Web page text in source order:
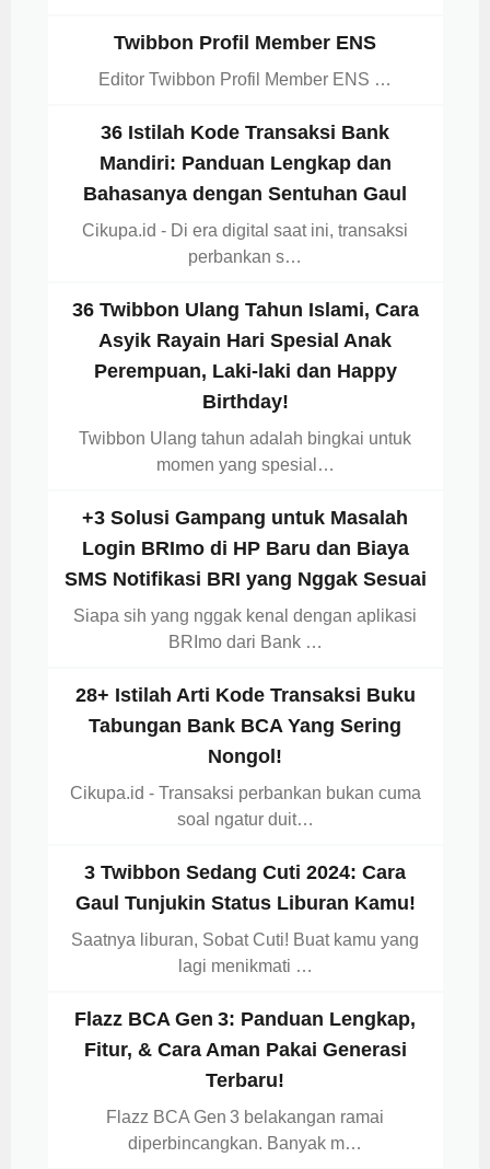
Twibbon Profil Member ENS
Editor Twibbon Profil Member ENS …
36 Istilah Kode Transaksi Bank
Mandiri: Panduan Lengkap dan
Bahasanya dengan Sentuhan Gaul
Cikupa.id - Di era digital saat ini, transaksi
perbankan s…
36 Twibbon Ulang Tahun Islami, Cara
Asyik Rayain Hari Spesial Anak
Perempuan, Laki-laki dan Happy
Birthday!
Twibbon Ulang tahun adalah bingkai untuk
momen yang spesial…
+3 Solusi Gampang untuk Masalah
Login BRImo di HP Baru dan Biaya
SMS Notifikasi BRI yang Nggak Sesuai
Siapa sih yang nggak kenal dengan aplikasi
BRImo dari Bank …
28+ Istilah Arti Kode Transaksi Buku
Tabungan Bank BCA Yang Sering
Nongol!
Cikupa.id - Transaksi perbankan bukan cuma
soal ngatur duit…
3 Twibbon Sedang Cuti 2024: Cara
Gaul Tunjukin Status Liburan Kamu!
Saatnya liburan, Sobat Cuti! Buat kamu yang
lagi menikmati …
Flazz BCA Gen 3: Panduan Lengkap,
Fitur, & Cara Aman Pakai Generasi
Terbaru!
Flazz BCA Gen 3 belakangan ramai
diperbincangkan. Banyak m…